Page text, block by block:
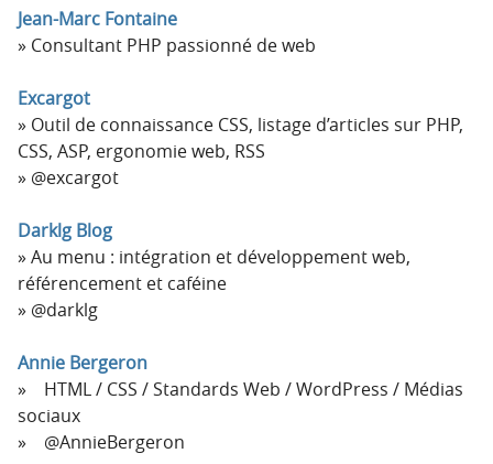
Jean-Marc Fontaine
Consultant PHP passionné de web
Excargot
Outil de connaissance CSS, listage d’articles sur PHP,
CSS, ASP, ergonomie web, RSS
@excargot
Darklg Blog
Au menu : intégration et développement web,
référencement et caféine
@darklg
Annie Bergeron
HTML / CSS / Standards Web / WordPress / Médias
sociaux
@AnnieBergeron